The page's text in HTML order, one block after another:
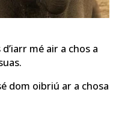
mé air a chos a
dom oibriú ar a chosa